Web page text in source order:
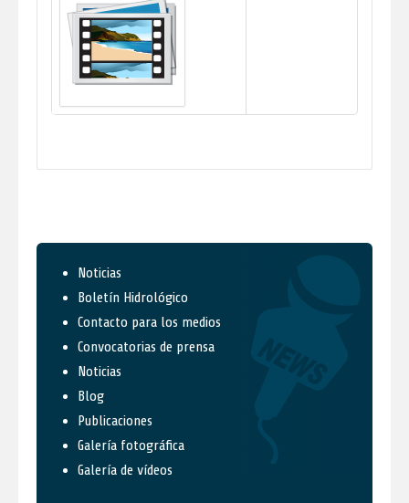
Noticias
Boletín Hidrológico
Contacto para los medios
Convocatorias de prensa
Noticias
Blog
Publicaciones
Galería fotográfica
Galería de vídeos